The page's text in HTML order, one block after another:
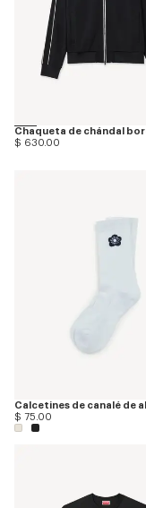
$ 630.00
$ 75.00